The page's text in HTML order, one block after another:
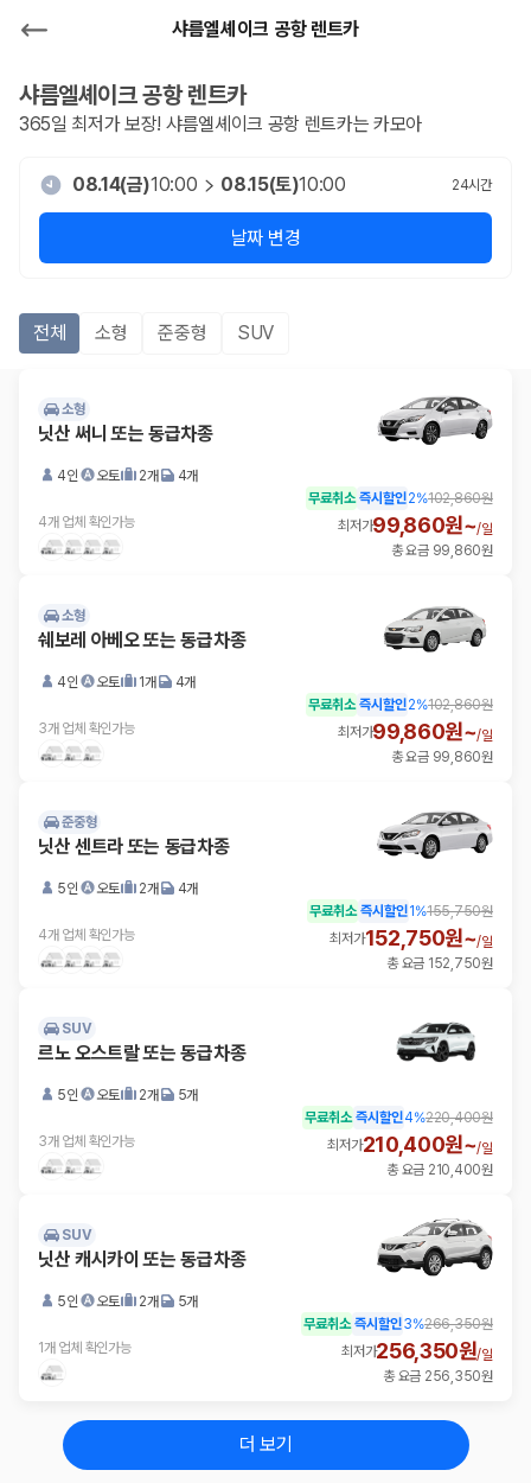
샤름엘셰이크 공항 렌트카
샤름엘셰이크 공항렌트카
365일 최저가 보장! 샤름엘셰이크 공항 렌트카는 카모아
08.14(금)10:00 08.15(토)10:00 24시간
날짜 변경
전체 소형 준중형 SUV
소형
닛산 써니 또는 동급차종
4인 오토 2개 4개
4개 업체 확인가능
무료취소 즉시할인2%102,860원
최저가99,860원~/일
총 요금 99,860원
소형
쉐보레 아베오 또는 동급차종
4인 오토 1개 4개
3개 업체 확인가능
무료취소 즉시할인2%102,860원
최저가99,860원~/일
총 요금 99,860원
준중형
닛산 센트라 또는 동급차종
5인 오토 2개 4개
4개 업체 확인가능
무료취소 즉시할인1 %155,750원
최저가152,750원~/일
총 요금 152,750원
SUV
르노 오스트랄 또는 동급차종
5인 오토 2개 5개
3개 업체 확인가능
무료취소 즉시할인4%220,400원
최저가210,400원~/일
총 요금 210,400원
SUV
닛산 캐시카이 또는 동급차종
5인 오토 2개 5개
1개 업체 확인가능
무료취소 즉시할인3%266,350원
최저가256,350원/일
총 요금 256,350원
더 보기